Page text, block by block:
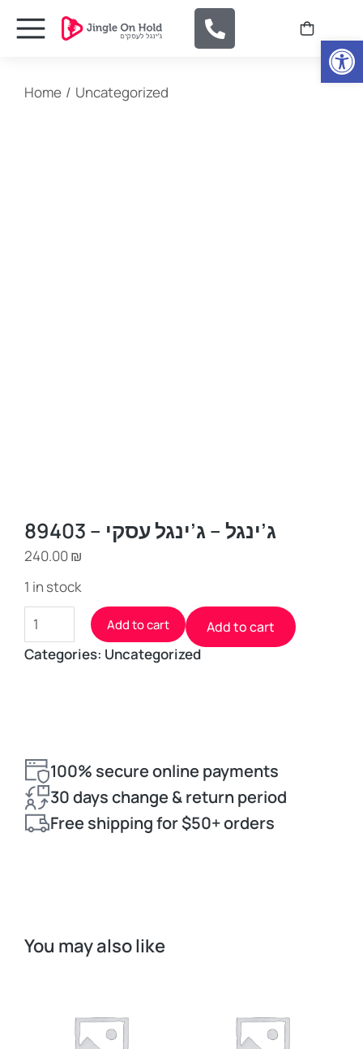
You are here:
Home Uncategorized
ג’ינגל – ג’ינגל עסקי – 89403
240.00₪
1 in stock
Add to cart Add to cart
Categories: Uncategorized
100% secure online payments
30 days change & return period
Free shipping for $50+ orders
You may also like